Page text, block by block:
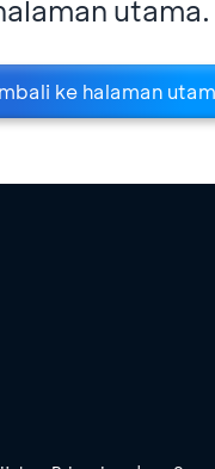
utama.
ke halaman